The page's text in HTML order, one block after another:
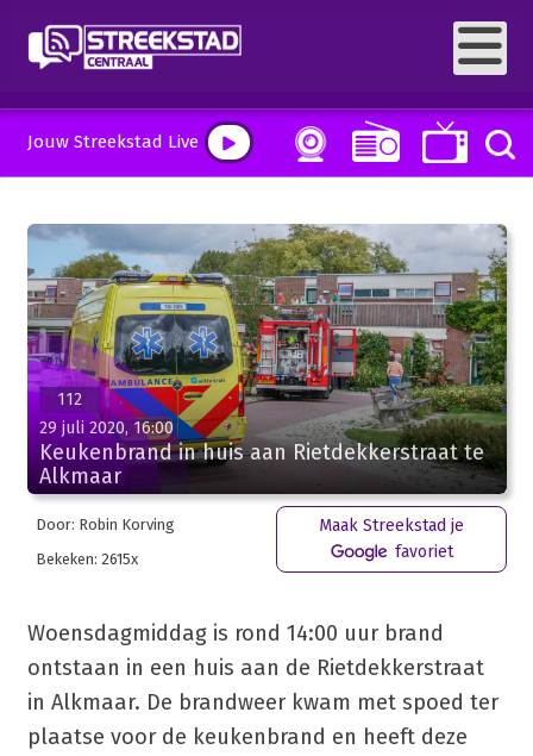
Jouw Streekstad Live
112
29 juli 2020, 16:00
Keukenbrand in huis aan Rietdekkerstraat te
Alkmaar
Door: Robin Korving
Bekeken: 2615x
Maak Streekstad je
favoriet
Woensdagmiddag is rond 14:00 uur brand
ontstaan in een huis aan de Rietdekkerstraat
in Alkmaar. De brandweer kwam met spoed ter
plaatse voor de keukenbrand en heeft deze